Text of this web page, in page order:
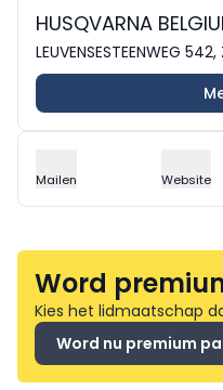
HUSQVARNA
LEUVENSESTEENWEG
Mailen Website
Word
Kies het lidmaatschap
Word nu premium